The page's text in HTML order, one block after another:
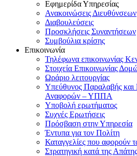
Εφημερίδα Υπηρεσίας
Ανακοινώσεις Διευθύνσεων
Διαβουλεύσεις
Προσκλήσεις Συναντήσεων
Συμβούλια κρίσης
Επικοινωνία
Τηλέφωνα επικοινωνίας
Στοιχεία Επικοινωνίας
Ωράριο λειτουργίας
Υπεύθυνος Παραλαβής
Αναφορών – ΥΠΠΑ
Υποβολή ερωτήματος
Συχνές Ερωτήσεις
Πρόσβαση στην Υπηρεσία
Έντυπα για τον Πολίτη
Καταγγελίες που αφορούν
Στρατηγική κατά της